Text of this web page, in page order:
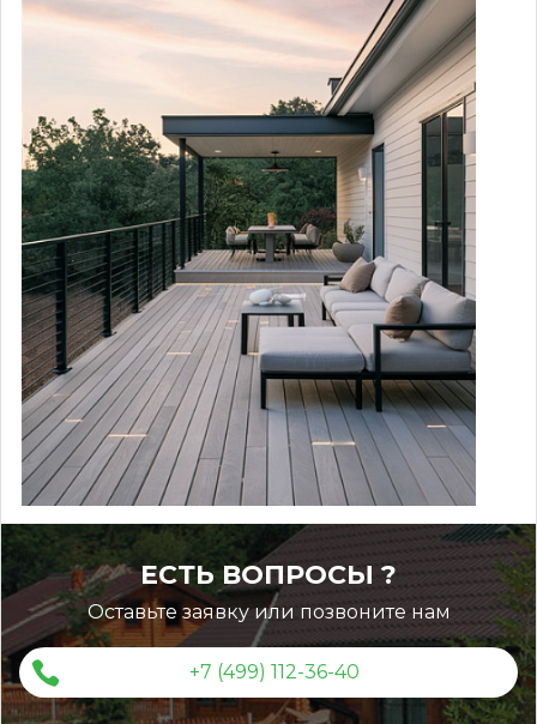
Инструкция по монтажу
ЕСТЬ ВОПРОСЫ ?
Оставьте заявку или позвоните нам
+7 (499) 112-36-40